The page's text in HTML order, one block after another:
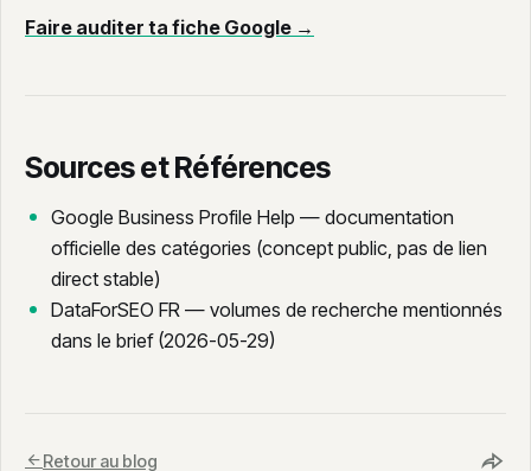
Faire auditer ta fiche Google →
Sources et Références
Google Business Profile Help — documentation
officielle des catégories (concept public, pas de lien
direct stable)
DataForSEO FR — volumes de recherche mentionnés
dans le brief (2026-05-29)
Retour au blog